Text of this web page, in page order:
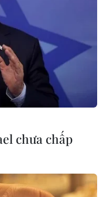
Vietnam+)
chưa chấp